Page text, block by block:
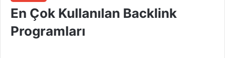
En Çok Kullanılan Backlink
Programları